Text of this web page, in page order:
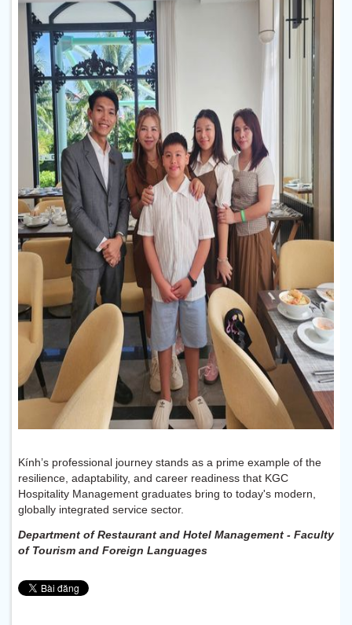
Kính’s professional journey stands as a prime example of the
resilience, adaptability, and career readiness that KGC
Hospitality Management graduates bring to today's modern,
globally integrated service sector.
Department of Restaurant and Hotel Management - Faculty
of Tourism and Foreign Languages